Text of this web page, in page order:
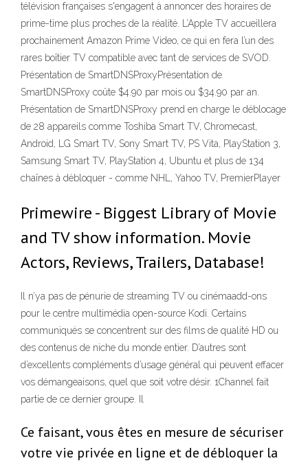
télévision françaises s'engagent à annoncer des horaires de
prime-time plus proches de la réalité. L’Apple TV accueillera
prochainement Amazon Prime Video, ce qui en fera l’un des
rares boîtier TV compatible avec tant de services de SVOD.
Présentation de SmartDNSProxyPrésentation de
SmartDNSProxy coûte $4.90 par mois ou $34.90 par an.
Présentation de SmartDNSProxy prend en charge le déblocage
de 28 appareils comme Toshiba Smart TV, Chromecast,
Android, LG Smart TV, Sony Smart TV, PS Vita, PlayStation 3,
Samsung Smart TV, PlayStation 4, Ubuntu et plus de 134
chaînes à débloquer - comme NHL, Yahoo TV, PremierPlayer
Primewire - Biggest Library of Movie
and TV show information. Movie
Actors, Reviews, Trailers, Database!
Il n’ya pas de pénurie de streaming TV ou cinémaadd-ons
pour le centre multimédia open-source Kodi. Certains
communiqués se concentrent sur des films de qualité HD ou
des contenus de niche du monde entier. D’autres sont
d’excellents compléments d’usage général qui peuvent effacer
vos démangeaisons, quel que soit votre désir. 1Channel fait
partie de ce dernier groupe. Il
Ce faisant, vous êtes en mesure de sécuriser
votre vie privée en ligne et de débloquer la